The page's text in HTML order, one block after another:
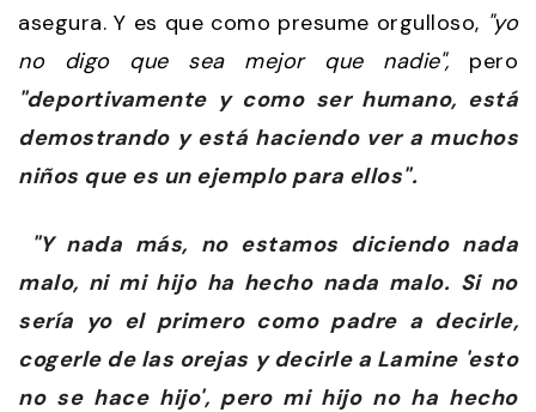
asegura. Y es que como presume orgulloso, "yo
no digo que sea mejor que nadie", pero
"deportivamente y como ser humano, está
demostrando y está haciendo ver a muchos
niños que es un ejemplo para ellos".
"Y nada más, no estamos diciendo nada
malo, ni mi hijo ha hecho nada malo. Si no
sería yo el primero como padre a decirle,
cogerle de las orejas y decirle a Lamine 'esto
no se hace hijo', pero mi hijo no ha hecho